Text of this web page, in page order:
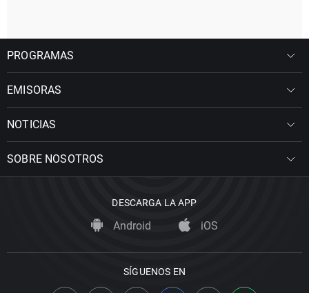
PROGRAMAS
EMISORAS
NOTICIAS
SOBRE NOSOTROS
DESCARGA LA APP
Android iOS
SÍGUENOS EN